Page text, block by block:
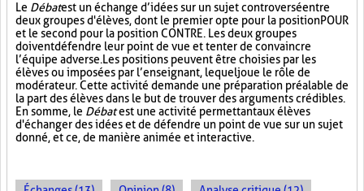
Le Débatest un échange d’idées sur un sujet controversé entre
deux groupes d'élèves, dont le premier opte pour la position POUR
et le second pour la position CONTRE. Les deux groupes
doivent défendre leur point de vue et tenter de convaincre
l’équipe adverse. Les positions peuvent être choisies par les
élèves ou imposées par l’enseignant, lequel joue le rôle de
modérateur. Cette activité demande une préparation préalable de
la part des élèves dans le but de trouver des arguments crédibles.
En somme, le Débatest une activité permettant aux élèves
d'échanger des idées et de défendre un point de vue sur un sujet
donné, et ce, de manière animée et interactive.